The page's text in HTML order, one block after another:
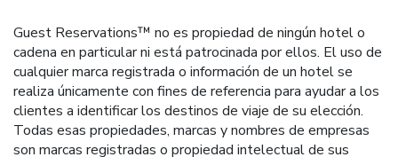
Guest Reservations™ no es propiedad de ningún hotel o
cadena en particular ni está patrocinada por ellos. El uso de
cualquier marca registrada o información de un hotel se
realiza únicamente con fines de referencia para ayudar a los
clientes a identificar los destinos de viaje de su elección.
Todas esas propiedades, marcas y nombres de empresas
son marcas registradas o propiedad intelectual de sus